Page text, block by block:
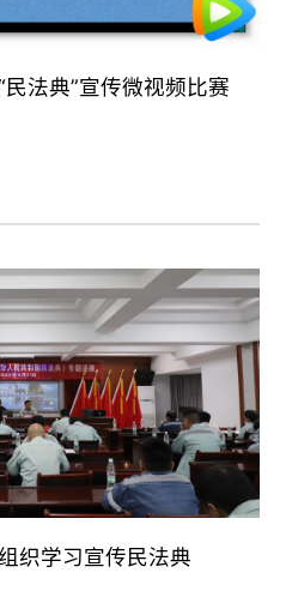
法典”宣传微视频比赛
织学习宣传民法典